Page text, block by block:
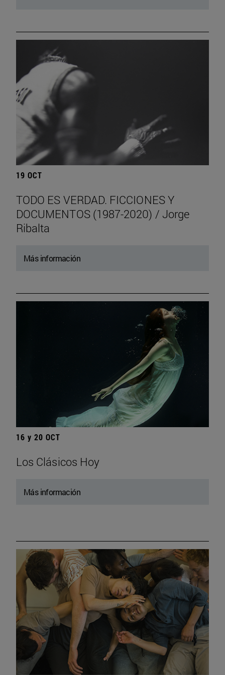
19 OCT
TODO ES VERDAD. FICCIONES Y
DOCUMENTOS (1987-2020) / Jorge
Ribalta
Más información
16 y 20 OCT
Los Clásicos Hoy
Más información